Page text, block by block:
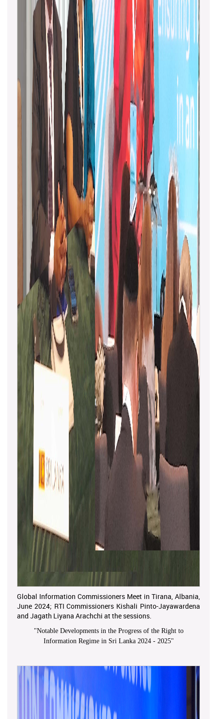
Global Information Commissioners Meet in Tirana, Albania,
June 2024; RTI Commissioners Kishali Pinto-Jayawardena
and Jagath Liyana Arachchi at the sessions.
"Notable Developments in the Progress of the Right to
Information Regime in Sri Lanka 2024 - 2025"